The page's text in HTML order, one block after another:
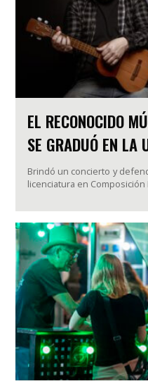
EL RECONOCIDO
SE GRADUÓ EN LA
Brindó un concierto y
licenciatura en Composición